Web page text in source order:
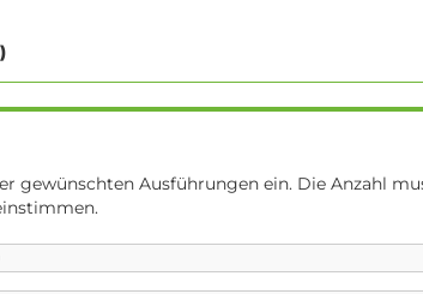
gewünschten Ausführungen ein. Die Anzahl